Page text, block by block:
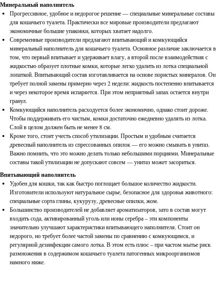
Минеральный наполнитель
Прогрессивное, удобное и недорогое решение — специальные минеральные составы
для кошачьего туалета. Практически все мировые производители предлагают
экономичные большие упаковки, которых хватает надолго.
Современные производители предлагают впитывающий и комкующийся
минеральный наполнитель для кошачьего туалета. Основное различие заключается в
том, что первый впитывает и удерживает влагу, а второй после взаимодействия с
жидкостью образует плотные комки, которые легко удалить из лотка специальной
лопаткой. Впитывающий состав изготавливается на основе пористых минералов. Он
требует полной замены примерно через 2 недели: жидкость постепенно впитывается
и через некоторое время испаряется. При этом неприятный запах остается внутри
гранул.
Комкующийся наполнитель расходуется более экономично, однако стоит дороже.
Чтобы поддерживать его чистым, комки достаточно ежедневно удалять из лотка.
Слой в целом должен быть не менее 8 см.
Кроме того, стоит учесть способ утилизации. Простым и удобным считается
древесный наполнитель из спрессованных опилок — его можно смывать в унитаз.
Важно помнить, что это можно делать только небольшими порциями. Минеральные
составы такой утилизации не допускают совсем — унитаз может засориться.
Впитывающий наполнитель
Удобен для кошки, так как быстро поглощает большое количество жидкости.
Изготовители используют натуральное сырье, безопасное для здоровья животного:
специальные сорта глины, кукурузу, древесные опилки, жом.
Большинство производителей не добавляет ароматизаторов, зато в состав могут
входить сода, активированный уголь или ионы серебра ‒ эти компоненты
значительно улучшают характеристики впитывающего наполнителя. Стоит он
недорого, но требует более частой замены по сравнению с комкующимся, и
регулярной дезинфекции самого лотка. В этом есть плюс ‒ при частом мытье риск
размножения в содержимом кошачьего туалета патогенных микроорганизмов
намного ниже.